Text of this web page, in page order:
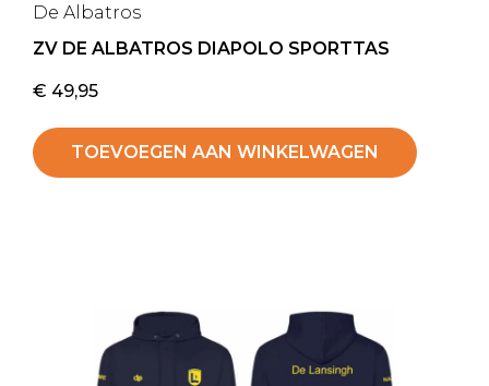
De Albatros
ZV DE ALBATROS DIAPOLO SPORTTAS
€ 49,95
TOEVOEGEN AAN WINKELWAGEN